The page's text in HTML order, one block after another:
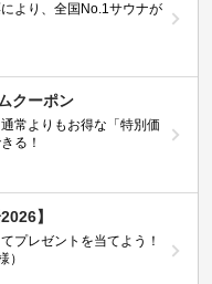
より、全国No.1サウナが
クーポン
常よりもお得な「特別価
る！
】
プレゼントを当てよう！
）